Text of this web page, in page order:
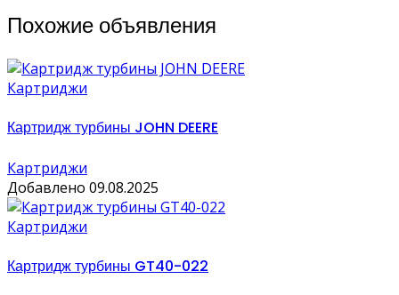
Похожие объявления
Картриджи
Картридж турбины JOHN DEERE
Картриджи
Добавлено 09.08.2025
Картриджи
Картридж турбины GT40-022